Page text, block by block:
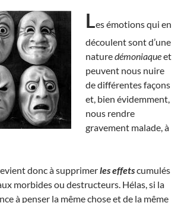
Les émotions qui en
découlent sont d’une
naturedémoniaqueet
peuvent nous nuire
de différentes façons
et, bien évidemment,
nous rendre
gravement malade, à
donc à supprimerles effetscumulés
morbides ou destructeurs. Hélas, si la
à penser la même chose et de la même